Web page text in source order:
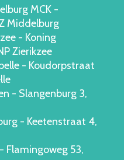
MCK -
Middelburg
- Koning
Zierikzee
- Koudorpstraat
- Slangenburg 3,
- Keetenstraat 4,
Flamingoweg 53,